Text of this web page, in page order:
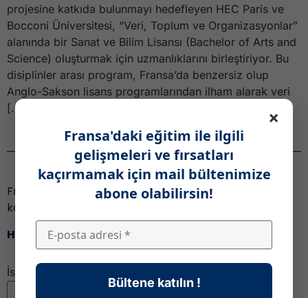
projesine katkıda bulunmayı hedefleyen HEC Paris ve
Bocconi Üniversitesi, “Veri, Toplum ve Organizasyonlar”
alanında bir Sanat ve Bilim Lisansı (Bachelor of Arts and
Science) oluşturmak için uzmanlıklarını birleştiriyor. Bu
disiplinler arası program, Fransa’da benzersiz olup
Anglo-Sakson lisans programlarından ilham alarak veri
[…]
Haber Bülteni
Fransa’daki eğitim ile ilgili gelişmeleri ve fırsatları
kaçırmamak için,
Haber bültenimize katıl!
İsim
×
Fransa'daki eğitim ile ilgili
gelişmeleri ve fırsatları
kaçırmamak için mail bültenimize
abone olabilirsin!
Bültene katılın !